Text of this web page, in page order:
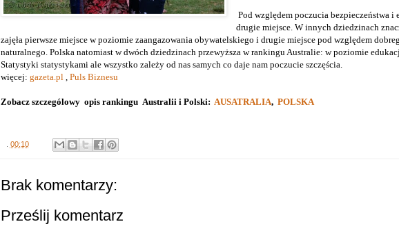
Pod względem poczucia bezpieczeństwa i
drugie miejsce. W innych dziedzinach
zajęła pierwsze miejsce w poziomie zaangazowania obywatelskiego i drugie miejsce pod względem
naturalnego. Polska natomiast w dwóch dziedzinach przewyższa w rankingu Australie: w poziomie
Statystyki statystykami ale wszystko zależy od nas samych co daje nam poczucie szczęścia.
więcej: gazeta.pl Puls Biznesu
Zobacz szczególowy opis rankingu Australii i Polski: AUSATRALIA, POLSKA
00:10
Brak komentarzy:
Prześlij komentarz